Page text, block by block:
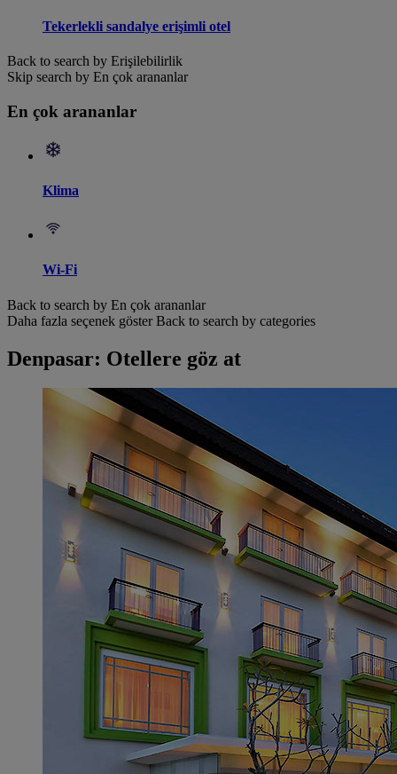
Tekerlekli sandalye erişimli otel
Back to search by Erişilebilirlik
Skip search by En çok arananlar
En çok arananlar
Klima
Wi-Fi
Back to search by En çok arananlar
Daha fazla seçenek göster Back to search by categories
Denpasar: Otellere göz at